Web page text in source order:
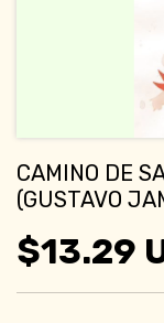
CAMINO DE
(GUSTAVO
$13.29